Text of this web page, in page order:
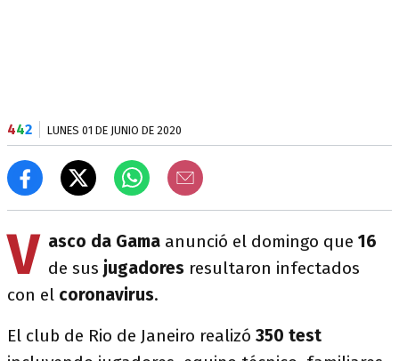
442 LUNES 01 DE JUNIO DE 2020
V asco da Gama anunció el domingo que 16
de sus jugadores resultaron infectados
con el coronavirus.
El club de Rio de Janeiro realizó 350 test